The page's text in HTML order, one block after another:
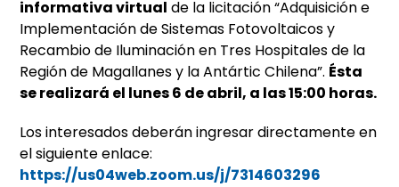
informativa virtual de la licitación “Adquisición e
Implementación de Sistemas Fotovoltaicos y
Recambio de Iluminación en Tres Hospitales de la
Región de Magallanes y la Antártic Chilena”. Ésta
se realizará el lunes 6 de abril, a las 15:00 horas.
Los interesados deberán ingresar directamente en
el siguiente enlace:
https://us04web.zoom.us/j/7314603296